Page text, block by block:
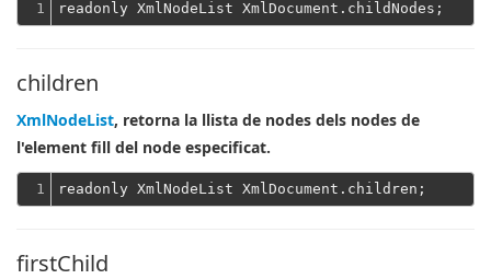
1
children
XmlNodeList, retorna la llista de nodes dels nodes de
l'element fill del node especificat.
1
firstChild